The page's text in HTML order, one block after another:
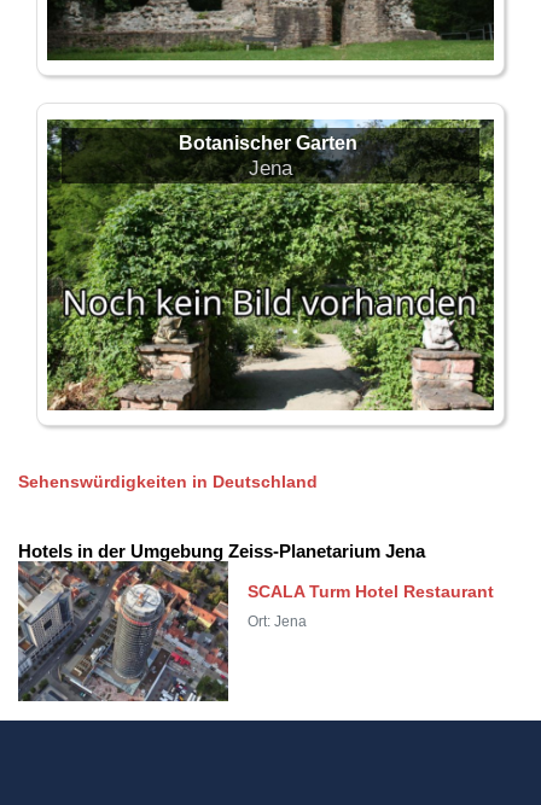
Botanischer Garten
Jena
Sehenswürdigkeiten in Deutschland
Hotels in der Umgebung Zeiss-Planetarium Jena
SCALA Turm Hotel Restaurant
Ort: Jena